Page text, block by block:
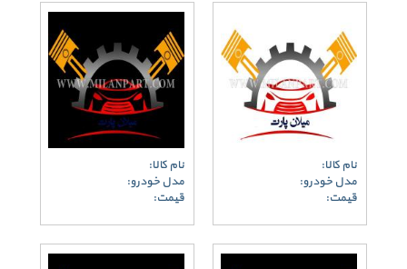
نام کالا:
مدل خودرو:
قیمت:
نام کالا:
مدل خودرو:
قیمت: